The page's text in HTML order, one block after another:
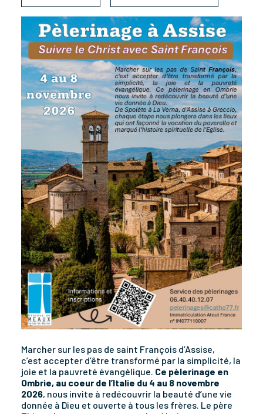
Marcher sur les pas de saint François d’Assise,
c’est accepter d’être transformé par la simplicité, la
joie et la pauvreté évangélique. Ce pèlerinage en
Ombrie, au coeur de l’Italie du 4 au 8 novembre
2026, nous invite à redécouvrir la beauté d’une vie
donnée à Dieu et ouverte à tous les frères. Le père